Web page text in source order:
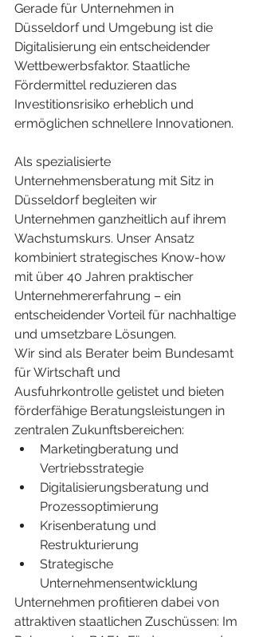
Gerade für Unternehmen in
Düsseldorf und Umgebung ist die
Digitalisierung ein entscheidender
Wettbewerbsfaktor. Staatliche
Fördermittel reduzieren das
Investitionsrisiko erheblich und
ermöglichen schnellere Innovationen.
Als spezialisierte
Unternehmensberatung mit Sitz in
Düsseldorf begleiten wir
Unternehmen ganzheitlich auf ihrem
Wachstumskurs. Unser Ansatz
kombiniert strategisches Know-how
mit über 40 Jahren praktischer
Unternehmererfahrung – ein
entscheidender Vorteil für nachhaltige
und umsetzbare Lösungen.
Wir sind als Berater beim Bundesamt
für Wirtschaft und
Ausfuhrkontrolle gelistet und bieten
förderfähige Beratungsleistungen in
zentralen Zukunftsbereichen:
Marketingberatung und
Vertriebsstrategie
Digitalisierungsberatung und
Prozessoptimierung
Krisenberatung und
Restrukturierung
Strategische
Unternehmensentwicklung
Unternehmen profitieren dabei von
attraktiven staatlichen Zuschüssen: Im